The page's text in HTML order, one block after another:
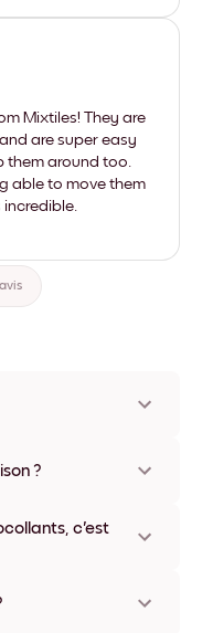
Mixtiles! They are
are super easy
them around too.
able to move them
y compris sans
?
possible dans
chaque
c'est